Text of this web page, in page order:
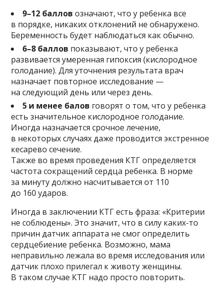
9–12 баллов означают, что у ребенка все
в порядке, никаких отклонений не обнаружено.
Беременность будет наблюдаться как обычно.
6–8 баллов показывают, что у ребенка
развивается умеренная гипоксия (кислородное
голодание). Для уточнения результата врач
назначает повторное исследование —
на следующий день или через день.
5 и менее балов говорят о том, что у ребенка
есть значительное кислородное голодание.
Иногда назначается срочное лечение,
в некоторых случаях даже проводится экстренное
кесарево сечение.
Также во время проведения КТГ определяется
частота сокращений сердца ребенка. В норме
за минуту должно насчитывается от 110
до 160 ударов.
Иногда в заключении КТГ есть фраза: «Критерии
не соблюдены». Это значит, что в силу каких-то
причин датчик аппарата не смог определить
сердцебиение ребенка. Возможно, мама
неправильно лежала во время исследования или
датчик плохо прилегал к животу женщины.
В таком случае КТГ надо просто повторить.